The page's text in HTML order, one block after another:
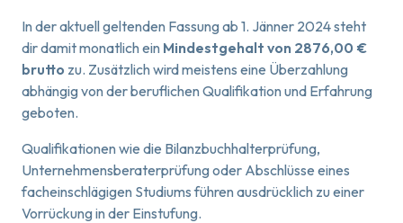
In der aktuell geltenden Fassung ab 1. Jänner 2024 steht
dir damit monatlich ein Mindestgehalt von 2876,00 €
brutto zu. Zusätzlich wird meistens eine Überzahlung
abhängig von der beruflichen Qualifikation und Erfahrung
geboten.
Qualifikationen wie die Bilanzbuchhalterprüfung,
Unternehmensberaterprüfung oder Abschlüsse eines
facheinschlägigen Studiums führen ausdrücklich zu einer
Vorrückung in der Einstufung.